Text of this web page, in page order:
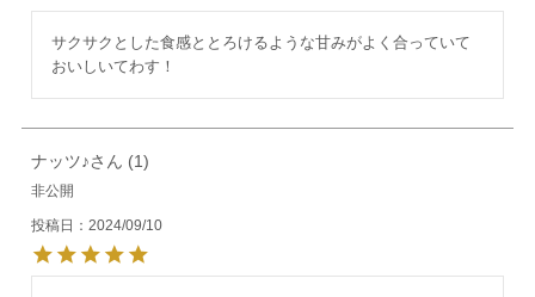
サクサクとした食感ととろけるような甘みがよく合っていて
おいしいてわす！
ナッツ♪ 1
非公開
投稿日 2024/09/10